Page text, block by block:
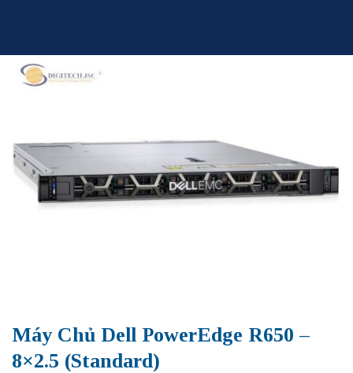
Máy Chủ Dell PowerEdge R650 –
8×2.5 (Standard)